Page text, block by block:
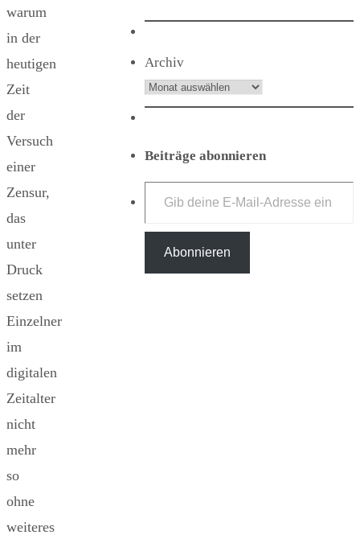
warum
in der
heutigen
Zeit
der
Versuch
einer
Zensur,
das
unter
Druck
setzen
Einzelner
im
digitalen
Zeitalter
nicht
mehr
so
ohne
weiteres
Archiv
Beiträge abonnieren
Gib deine E-Mail-Adresse ein ...
Abonnieren